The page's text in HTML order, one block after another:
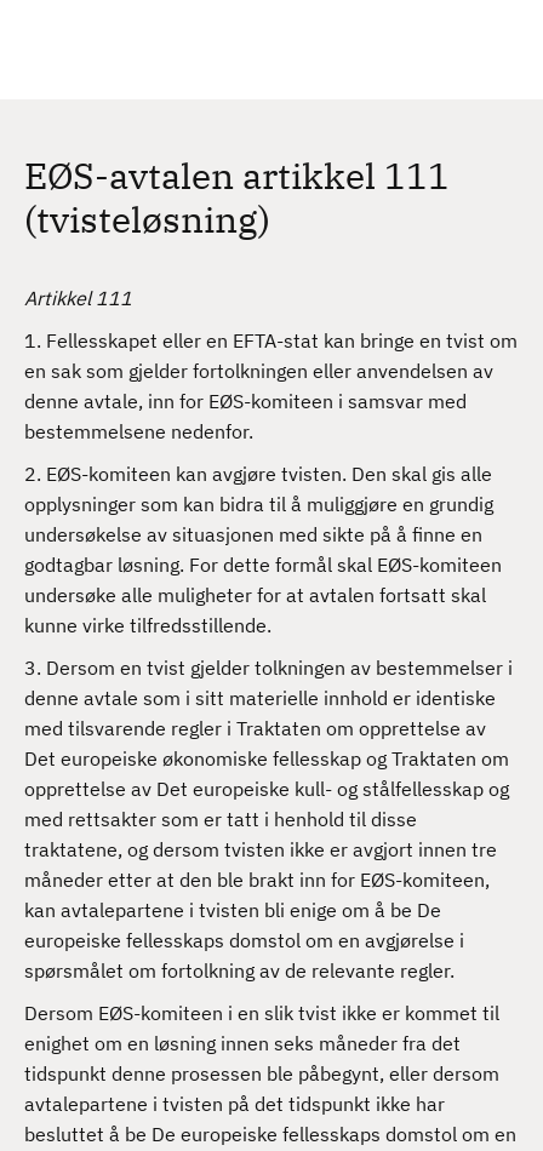
EØS-avtalen artikkel 111
(tvisteløsning)
Artikkel 111
1. Fellesskapet eller en EFTA-stat kan bringe en tvist om
en sak som gjelder fortolkningen eller anvendelsen av
denne avtale, inn for EØS-komiteen i samsvar med
bestemmelsene nedenfor.
2. EØS-komiteen kan avgjøre tvisten. Den skal gis alle
opplysninger som kan bidra til å muliggjøre en grundig
undersøkelse av situasjonen med sikte på å finne en
godtagbar løsning. For dette formål skal EØS-komiteen
undersøke alle muligheter for at avtalen fortsatt skal
kunne virke tilfredsstillende.
3. Dersom en tvist gjelder tolkningen av bestemmelser i
denne avtale som i sitt materielle innhold er identiske
med tilsvarende regler i Traktaten om opprettelse av
Det europeiske økonomiske fellesskap og Traktaten om
opprettelse av Det europeiske kull- og stålfellesskap og
med rettsakter som er tatt i henhold til disse
traktatene, og dersom tvisten ikke er avgjort innen tre
måneder etter at den ble brakt inn for EØS-komiteen,
kan avtalepartene i tvisten bli enige om å be De
europeiske fellesskaps domstol om en avgjørelse i
spørsmålet om fortolkning av de relevante regler.
Dersom EØS-komiteen i en slik tvist ikke er kommet til
enighet om en løsning innen seks måneder fra det
tidspunkt denne prosessen ble påbegynt, eller dersom
avtalepartene i tvisten på det tidspunkt ikke har
besluttet å be De europeiske fellesskaps domstol om en